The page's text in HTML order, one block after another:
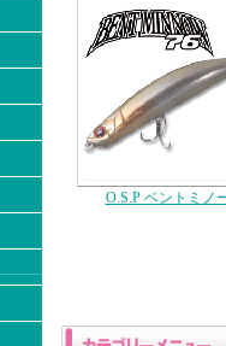
O.S.P ベントミノ